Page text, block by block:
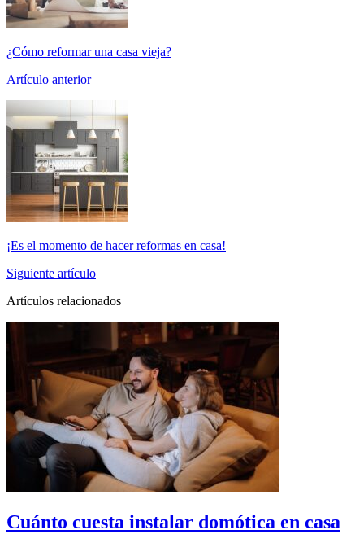
¿Cómo reformar una casa vieja?
Artículo anterior
¡Es el momento de hacer reformas en casa!
Siguiente artículo
Artículos relacionados
Cuánto cuesta instalar domótica en casa